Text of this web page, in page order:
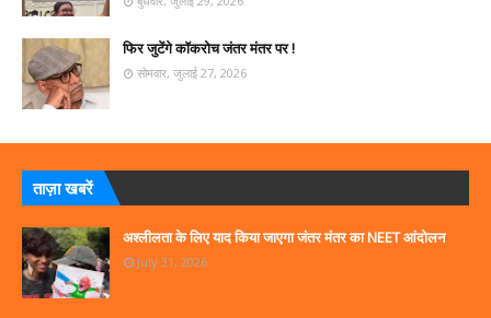
फिर जुटेंगे कॉकरोच जंतर मंतर पर !
सोमवार, जुलाई 27, 2026
ताज़ा खबरें
अश्लीलता के लिए याद किया जाएगा जंतर मंतर का NEET आंदोलन
July 31, 2026